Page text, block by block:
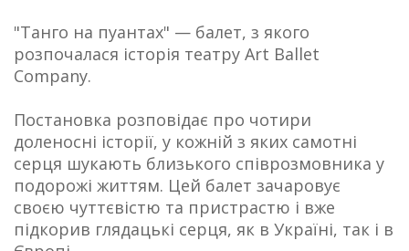
"Танго на пуантах" — балет, з якого
розпочалася історія театру Art Ballet
Company.
Постановка розповідає про чотири
доленосні історії, у кожній з яких самотні
серця шукають близького співрозмовника у
подорожі життям. Цей балет зачаровує
своєю чуттєвістю та пристрастю і вже
підкорив глядацькі серця, як в Україні, так і в